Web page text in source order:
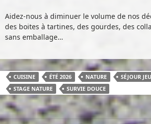
Aidez-nous à diminuer le volume de nos
des boites à tartines, des gourdes, des
sans emballage…
CUISINE ÉTÉ 2026 NATURE SÉJOUR
STAGE NATURE
SURVIE DOUCE